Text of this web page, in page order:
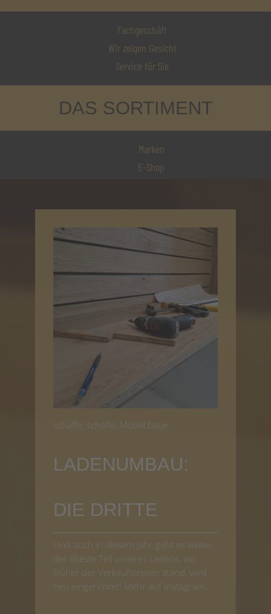
Fachgeschäft
Wir zeigen Gesicht
Service für Sie
DAS SORTIMENT
Marken
E-Shop
schaffe, schaffe, Möbel baue:
LADENUMBAU:
DIE DRITTE
Und auch in diesem Jahr geht es weiter,
der älteste Teil unseres Ladens, wo
früher der Verkaufstresen stand, wird
neu eingerichtet! Mehr auf Instagram.